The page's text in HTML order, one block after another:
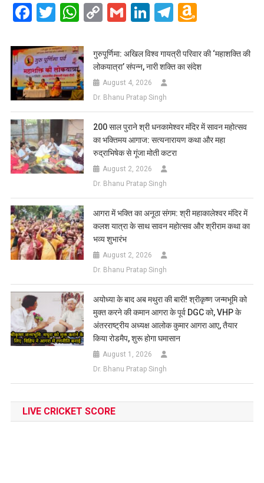
Facebook
Twitter
WhatsApp
CopyGmailLinkedIn
Telegram
List
गुरुपूर्णिमा: अखिल विश्व गायत्री परिवार की ‘महाशक्ति की
लोकयात्रा’ संपन्न, नारी शक्ति का संदेश
August 4, 2026
Dr. Bhanu Pratap Singh
200 साल पुराने श्री धनकामेश्वर मंदिर में सावन महोत्सव
का भक्तिमय आगाज: सत्यनारायण कथा और महा
रुद्राभिषेक से गूंजा मोती कटरा
August 2, 2026
Dr. Bhanu Pratap Singh
आगरा में भक्ति का अनूठा संगम: श्री महाकालेश्वर मंदिर में
कलश यात्रा के साथ सावन महोत्सव और श्रीराम कथा का
भव्य शुभारंभ
August 2, 2026
Dr. Bhanu Pratap Singh
अयोध्या के बाद अब मथुरा की बारी! श्रीकृष्ण जन्मभूमि को
मुक्त करने की कमान आगरा के पूर्व DGC को, VHP के
अंतरराष्ट्रीय अध्यक्ष आलोक कुमार आगरा आए, तैयार
किया रोडमैप, शुरू होगा घमासान
August 1, 2026
Dr. Bhanu Pratap Singh
LIVE CRICKET SCORE